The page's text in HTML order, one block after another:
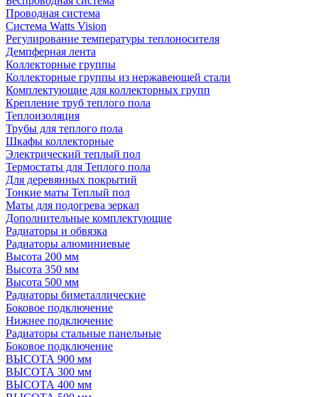
Проводная система
Система Watts Vision
Регулирование температуры теплоносителя
Демпферная лента
Коллекторные группы
Коллекторные группы из нержавеющей стали
Комплектующие для коллекторных групп
Крепление труб теплого пола
Теплоизоляция
Трубы для теплого пола
Шкафы коллекторные
Электрический теплый пол
Термостаты для Теплого пола
Для деревянных покрытий
Тонкие маты Теплый пол
Маты для подогрева зеркал
Дополнительные комплектующие
Радиаторы и обвязка
Радиаторы алюминиевые
Высота 200 мм
Высота 350 мм
Высота 500 мм
Радиаторы биметаллические
Боковое подключение
Нижнее подключение
Радиаторы стальные панельные
Боковое подключение
ВЫСОТА 900 мм
ВЫСОТА 300 мм
ВЫСОТА 400 мм